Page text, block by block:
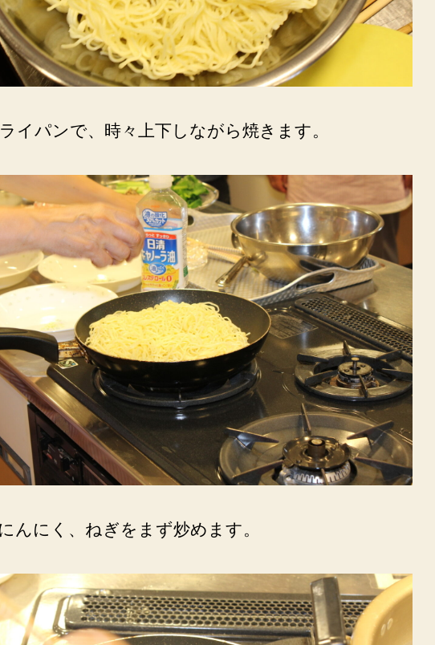
イパンで、時々上下しながら焼きます。
んにく、ねぎをまず炒めます。